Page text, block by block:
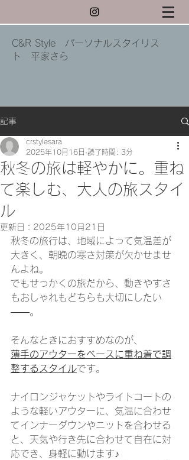
C&R Style パーソナルスタイリス
ト 平家さら
記事
秋冬の旅は軽やかに。重ね
て楽しむ、大人の旅スタイ
ル
crstylesara
2025年10月16日 読了時間: 3分
更新日： 2025年10月21日
秋冬の旅行は、地域によって気温差が
大きく、朝晩の寒さ対策が欠かせませ
んよね。
でもせっかくの旅だから、動きやすさ
もおしゃれもどちらも大切にしたい
——。
そんなときにおすすめなのが、
薄手のアウターをベースに重ね着で調
整するスタイルです。
ナイロンジャケットやライトコートの
ような軽いアウターに、気温に合わせ
てインナーダウンやニットを合わせる
と、天気や行き先に合わせて自在に対
応でき、身軽に動けます♪